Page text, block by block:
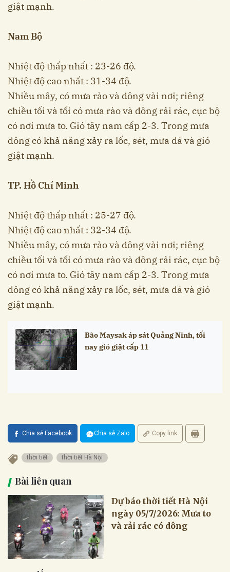
giật mạnh.
Nam Bộ
Nhiệt độ thấp nhất : 23-26 độ.
Nhiệt độ cao nhất : 31-34 độ.
Nhiều mây, có mưa rào và dông vài nơi; riêng
chiều tối và tối có mưa rào và dông rải rác, cục bộ
có nơi mưa to. Gió tây nam cấp 2-3. Trong mưa
dông có khả năng xảy ra lốc, sét, mưa đá và gió
giật mạnh.
TP. Hồ Chí Minh
Nhiệt độ thấp nhất : 25-27 độ.
Nhiệt độ cao nhất : 32-34 độ.
Nhiều mây, có mưa rào và dông vài nơi; riêng
chiều tối và tối có mưa rào và dông rải rác, cục bộ
có nơi mưa to. Gió tây nam cấp 2-3. Trong mưa
dông có khả năng xảy ra lốc, sét, mưa đá và gió
giật mạnh.
Bão Maysak áp sát Quảng Ninh, tối
nay gió giật cấp 11
Chia sẻ Facebook Chia sẻ Zalo Copy link
thời tiết thời tiết Hà Nội
Bài liên quan
Dự báo thời tiết Hà Nội
ngày 05/7/2026: Mưa to
và rải rác có dông